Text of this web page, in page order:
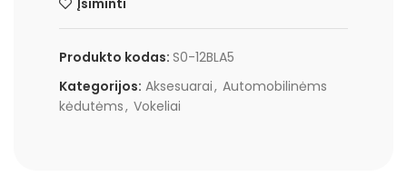
Produkto kodas: S0-12BLA5
Kategorijos: Aksesuarai, Automobilinėms
kėdutėms, Vokeliai